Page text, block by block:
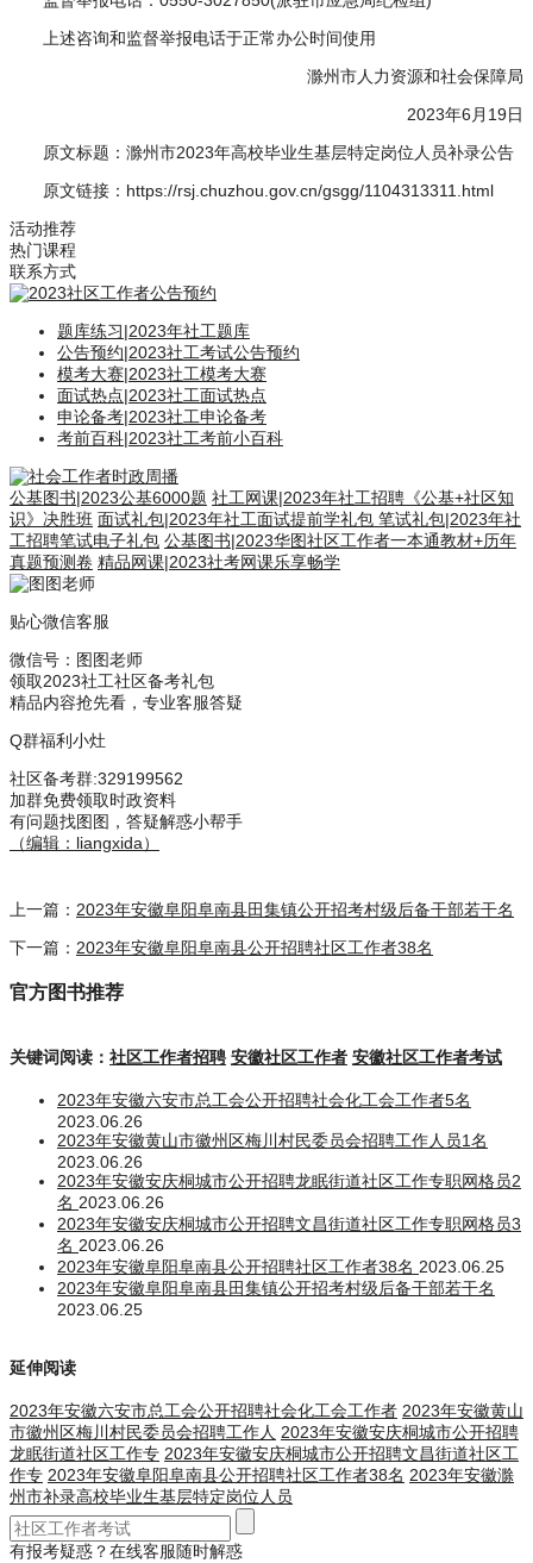
上述咨询和监督举报电话于正常办公时间使用
滁州市人力资源和社会保障局
2023年6月19日
原文标题：滁州市2023年高校毕业生基层特定岗位人员补录公告
原文链接：https://rsj.chuzhou.gov.cn/gsgg/1104313311.html
活动推荐
热门课程
联系方式
题库练习|2023年社工题库
公告预约|2023社工考试公告预约
模考大赛|2023社工模考大赛
面试热点|2023社工面试热点
申论备考|2023社工申论备考
考前百科|2023社工考前小百科
公基图书|2023公基6000题 社工网课|2023年社工招聘《公基+社区知
识》决胜班 面试礼包|2023年社工面试提前学礼包 笔试礼包|2023年社
工招聘笔试电子礼包 公基图书|2023华图社区工作者一本通教材+历年
真题预测卷 精品网课|2023社考网课乐享畅学
贴心微信客服
微信号： 图图老师
领取2023社工社区备考礼包
精品内容抢先看，专业客服答疑
Q群福利小灶
社区备考群:329199562
加群免费领取时政资料
有问题找图图，答疑解惑小帮手
（编辑：liangxida）
上一篇： 2023年安徽阜阳阜南县田集镇公开招考村级后备干部若干名
下一篇： 2023年安徽阜阳阜南县公开招聘社区工作者38名
官方图书推荐
关键词阅读： 社区工作者招聘 安徽社区工作者 安徽社区工作者考试
2023年安徽六安市总工会公开招聘社会化工会工作者5名
2023.06.26
2023年安徽黄山市徽州区梅川村民委员会招聘工作人员1名
2023.06.26
2023年安徽安庆桐城市公开招聘龙眠街道社区工作专职网格员2
名 2023.06.26
2023年安徽安庆桐城市公开招聘文昌街道社区工作专职网格员3
名 2023.06.26
2023年安徽阜阳阜南县公开招聘社区工作者38名 2023.06.25
2023年安徽阜阳阜南县田集镇公开招考村级后备干部若干名
2023.06.25
延伸阅读
2023年安徽六安市总工会公开招聘社会化工会工作者 2023年安徽黄山
市徽州区梅川村民委员会招聘工作人 2023年安徽安庆桐城市公开招聘
龙眠街道社区工作专 2023年安徽安庆桐城市公开招聘文昌街道社区工
作专 2023年安徽阜阳阜南县公开招聘社区工作者38名 2023年安徽滁
州市补录高校毕业生基层特定岗位人员
有报考疑惑？在线客服随时解惑